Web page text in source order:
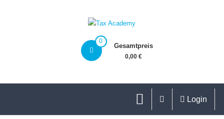
0
Gesamtpreis
0,00 €
Login